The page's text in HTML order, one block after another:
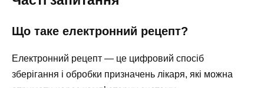
Що таке електронний рецепт?
Електронний рецепт — це цифровий спосіб
зберігання і обробки призначень лікаря, які можна